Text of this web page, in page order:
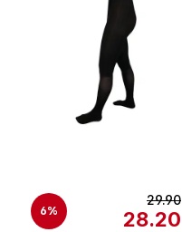
6%
29.90
28.20